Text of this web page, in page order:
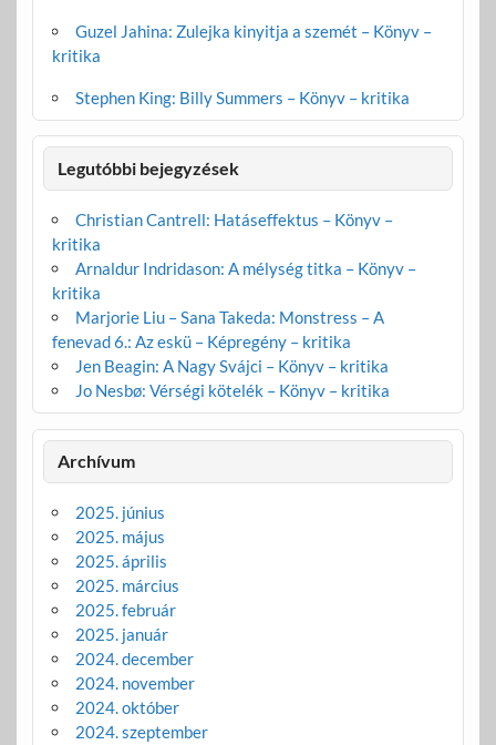
Guzel Jahina: Zulejka kinyitja a szemét – Könyv –
kritika
Stephen King: Billy Summers – Könyv – kritika
Legutóbbi bejegyzések
Christian Cantrell: Hatáseffektus – Könyv –
kritika
Arnaldur Indridason: A mélység titka – Könyv –
kritika
Marjorie Liu – Sana Takeda: Monstress – A
fenevad 6.: Az eskü – Képregény – kritika
Jen Beagin: A Nagy Svájci – Könyv – kritika
Jo Nesbø: Vérségi kötelék – Könyv – kritika
Archívum
2025. június
2025. május
2025. április
2025. március
2025. február
2025. január
2024. december
2024. november
2024. október
2024. szeptember